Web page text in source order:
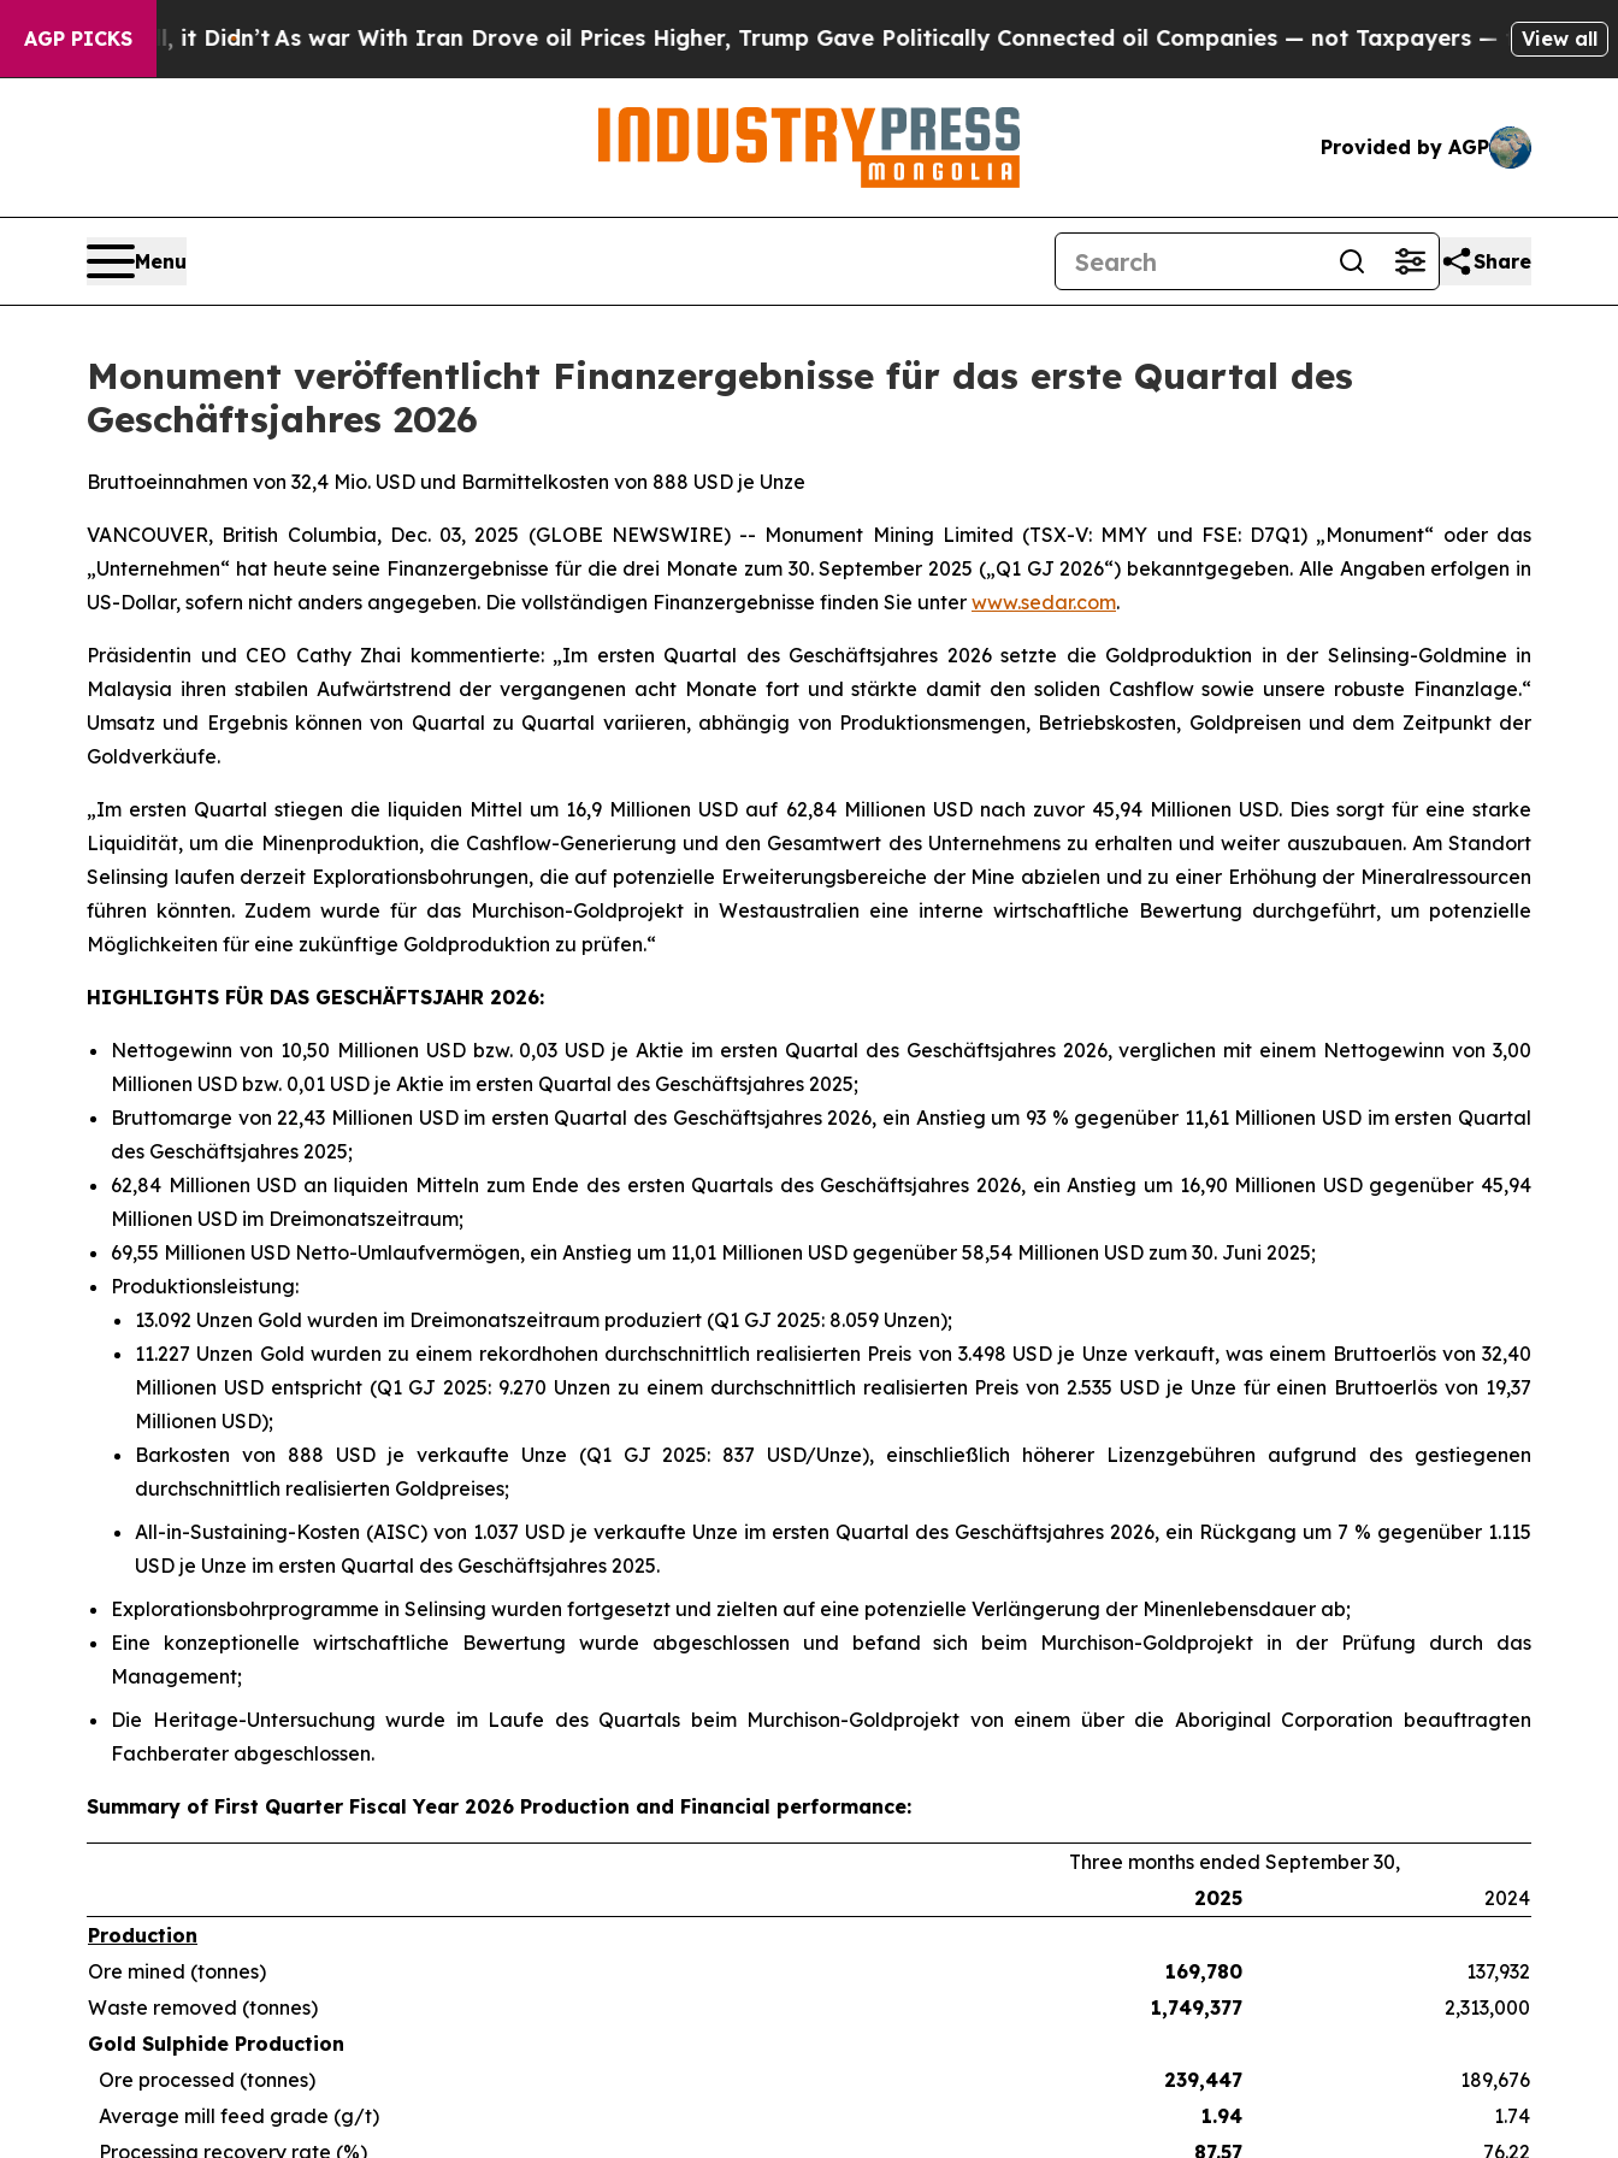
AGP PICKS
it Didn’tAs war With Iran Drove oil Prices Higher, Trump Gave Politically Connected oil Companies — not Taxpayers — the Chance to Cash in
View all
Provided by AGP
Menu Share
Monument veröffentlicht Finanzergebnisse für das erste Quartal des
Geschäftsjahres 2026
Bruttoeinnahmen von 32,4 Mio. USD und Barmittelkosten von 888 USD je Unze
VANCOUVER, British Columbia, Dec. 03, 2025 (GLOBE NEWSWIRE) -- Monument Mining Limited (TSX-V: MMY und FSE: D7Q1) „Monument“ oder das
„Unternehmen“ hat heute seine Finanzergebnisse für die drei Monate zum 30. September 2025 („Q1 GJ 2026“) bekanntgegeben. Alle Angaben erfolgen in
US-Dollar, sofern nicht anders angegeben. Die vollständigen Finanzergebnisse finden Sie unter www.sedar.com.
Präsidentin und CEO Cathy Zhai kommentierte: „Im ersten Quartal des Geschäftsjahres 2026 setzte die Goldproduktion in der Selinsing-Goldmine in
Malaysia ihren stabilen Aufwärtstrend der vergangenen acht Monate fort und stärkte damit den soliden Cashflow sowie unsere robuste Finanzlage.“
Umsatz und Ergebnis können von Quartal zu Quartal variieren, abhängig von Produktionsmengen, Betriebskosten, Goldpreisen und dem Zeitpunkt der
Goldverkäufe.
„Im ersten Quartal stiegen die liquiden Mittel um 16,9 Millionen USD auf 62,84 Millionen USD nach zuvor 45,94 Millionen USD. Dies sorgt für eine starke
Liquidität, um die Minenproduktion, die Cashflow-Generierung und den Gesamtwert des Unternehmens zu erhalten und weiter auszubauen. Am Standort
Selinsing laufen derzeit Explorationsbohrungen, die auf potenzielle Erweiterungsbereiche der Mine abzielen und zu einer Erhöhung der Mineralressourcen
führen könnten. Zudem wurde für das Murchison-Goldprojekt in Westaustralien eine interne wirtschaftliche Bewertung durchgeführt, um potenzielle
Möglichkeiten für eine zukünftige Goldproduktion zu prüfen.“
HIGHLIGHTS FÜR DAS GESCHÄFTSJAHR 2026:
Nettogewinn von 10,50 Millionen USD bzw. 0,03 USD je Aktie im ersten Quartal des Geschäftsjahres 2026, verglichen mit einem Nettogewinn von 3,00
Millionen USD bzw. 0,01 USD je Aktie im ersten Quartal des Geschäftsjahres 2025;
Bruttomarge von 22,43 Millionen USD im ersten Quartal des Geschäftsjahres 2026, ein Anstieg um 93 % gegenüber 11,61 Millionen USD im ersten Quartal
des Geschäftsjahres 2025;
62,84 Millionen USD an liquiden Mitteln zum Ende des ersten Quartals des Geschäftsjahres 2026, ein Anstieg um 16,90 Millionen USD gegenüber 45,94
Millionen USD im Dreimonatszeitraum;
69,55 Millionen USD Netto-Umlaufvermögen, ein Anstieg um 11,01 Millionen USD gegenüber 58,54 Millionen USD zum 30. Juni 2025;
Produktionsleistung:
13.092 Unzen Gold wurden im Dreimonatszeitraum produziert (Q1 GJ 2025: 8.059 Unzen);
11.227 Unzen Gold wurden zu einem rekordhohen durchschnittlich realisierten Preis von 3.498 USD je Unze verkauft, was einem Bruttoerlös von 32,40
Millionen USD entspricht (Q1 GJ 2025: 9.270 Unzen zu einem durchschnittlich realisierten Preis von 2.535 USD je Unze für einen Bruttoerlös von 19,37
Millionen USD);
Barkosten von 888 USD je verkaufte Unze (Q1 GJ 2025: 837 USD/Unze), einschließlich höherer Lizenzgebühren aufgrund des gestiegenen
durchschnittlich realisierten Goldpreises;
All-in-Sustaining-Kosten (AISC) von 1.037 USD je verkaufte Unze im ersten Quartal des Geschäftsjahres 2026, ein Rückgang um 7 % gegenüber 1.115
USD je Unze im ersten Quartal des Geschäftsjahres 2025.
Explorationsbohrprogramme in Selinsing wurden fortgesetzt und zielten auf eine potenzielle Verlängerung der Minenlebensdauer ab;
Eine konzeptionelle wirtschaftliche Bewertung wurde abgeschlossen und befand sich beim Murchison-Goldprojekt in der Prüfung durch das
Management;
Die Heritage-Untersuchung wurde im Laufe des Quartals beim Murchison-Goldprojekt von einem über die Aboriginal Corporation beauftragten
Fachberater abgeschlossen.
Summary of First Quarter Fiscal Year 2026 Production and Financial performance:
Three months ended September 30,
2025
2024
Production
Ore mined (tonnes)
169,780
137,932
Waste removed (tonnes)
1,749,377
2,313,000
Gold Sulphide Production
Ore processed (tonnes)
239,447
189,676
Average mill feed grade (g/t)
1.94
1.74
Processing recovery rate (%)
87.57 76.22